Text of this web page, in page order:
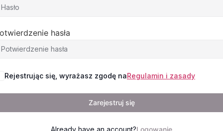
hasła
Rejestrując się, wyrażasz zgodę naRegulamin i zasady
Zarejestruj się
Already have an account?Logowanie